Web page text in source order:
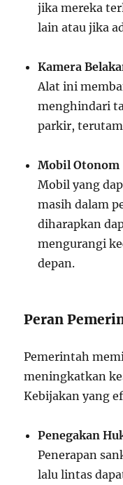
jika mereka
lain atau jika
Kamera
Alat ini
menghindari
parkir,
Mobil Otonom
Mobil yang
masih dalam
diharapkan
mengurangi
depan.
Peran
Pemerintah
meningkatkan
Kebijakan yang
Penegakan
Penerapan
lalu lintas